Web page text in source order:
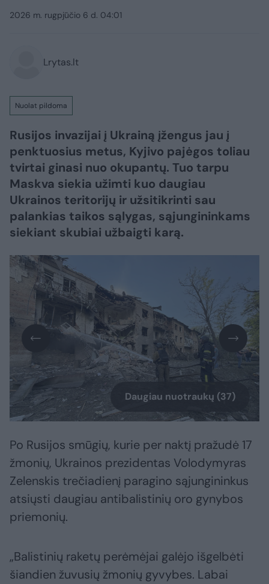
2026 m. rugpjūčio 6 d. 04:01
Lrytas.lt
Nuolat pildoma
Rusijos invazijai į Ukrainą įžengus jau į
penktuosius metus, Kyjivo pajėgos toliau
tvirtai ginasi nuo okupantų. Tuo tarpu
Maskva siekia užimti kuo daugiau
Ukrainos teritorijų ir užsitikrinti sau
palankias taikos sąlygas, sąjungininkams
siekiant skubiai užbaigti karą.​​​​​​​​​​​​​​​​​​​​​​​​​​​
Daugiau nuotraukų (37)
Po Rusijos smūgių, kurie per naktį pražudė 17
žmonių, Ukrainos prezidentas Volodymyras
Zelenskis trečiadienį paragino sąjungininkus
atsiųsti daugiau antibalistinių oro gynybos
priemonių.
„Balistinių raketų perėmėjai galėjo išgelbėti
šiandien žuvusių žmonių gyvybes. Labai